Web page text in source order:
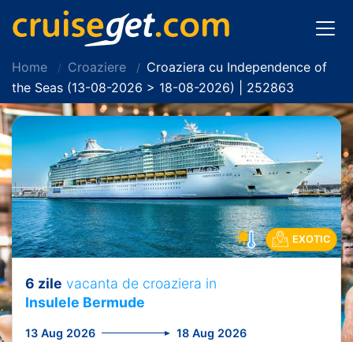
Home Croaziere
Croaziera cu Independence of
the Seas (13-08-2026 > 18-08-2026) | 252863
EXOTIC
6 zile vacanta de croaziera in
Insulele Bermude
13 Aug 2026 18 Aug 2026